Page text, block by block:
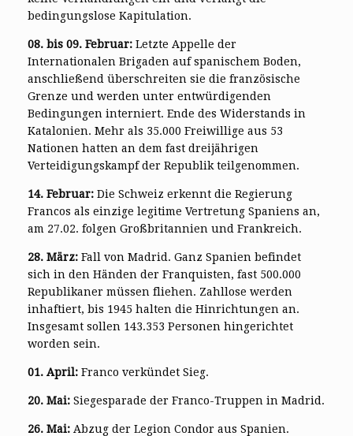
bedingungslose Kapitulation.
08. bis 09. Februar: Letzte Appelle der
Internationalen Brigaden auf spanischem Boden,
anschließend überschreiten sie die französische
Grenze und werden unter entwürdigenden
Bedingungen interniert. Ende des Widerstands in
Katalonien. Mehr als 35.000 Freiwillige aus 53
Nationen hatten an dem fast dreijährigen
Verteidigungskampf der Republik teilgenommen.
14. Februar: Die Schweiz erkennt die Regierung
Francos als einzige legitime Vertretung Spaniens an,
am 27.02. folgen Großbritannien und Frankreich.
28. März: Fall von Madrid. Ganz Spanien befindet
sich in den Händen der Franquisten, fast 500.000
Republikaner müssen fliehen. Zahllose werden
inhaftiert, bis 1945 halten die Hinrichtungen an.
Insgesamt sollen 143.353 Personen hingerichtet
worden sein.
01. April: Franco verkündet Sieg.
20. Mai: Siegesparade der Franco-Truppen in Madrid.
26. Mai: Abzug der Legion Condor aus Spanien.